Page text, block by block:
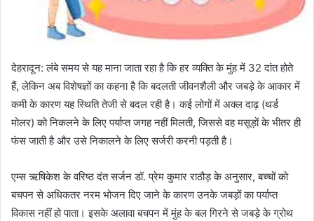
देहरादून: लंबे समय से यह माना जाता रहा है कि हर व्यक्ति के मुंह में 32 दांत होते
हैं, लेकिन अब विशेषज्ञों का कहना है कि बदलती जीवनशैली और जबड़े के आकार में
कमी के कारण यह स्थिति तेजी से बदल रही है। कई लोगों में अक्ल दाढ़ (थर्ड
मोलर) को निकलने के लिए पर्याप्त जगह नहीं मिलती, जिससे वह मसूड़ों के भीतर ही
फंस जाती है और उसे निकालने के लिए सर्जरी करनी पड़ती है।
एम्स ऋषिकेश के वरिष्ठ दंत सर्जन डॉ. प्रेम कुमार राठौड़ के अनुसार, बच्चों को
बचपन से अधिकतर नरम भोजन दिए जाने के कारण उनके जबड़ों का पर्याप्त
विकास नहीं हो पाता। इसके अलावा बचपन में मुंह के बल गिरने से जबड़े के ग्रोथ